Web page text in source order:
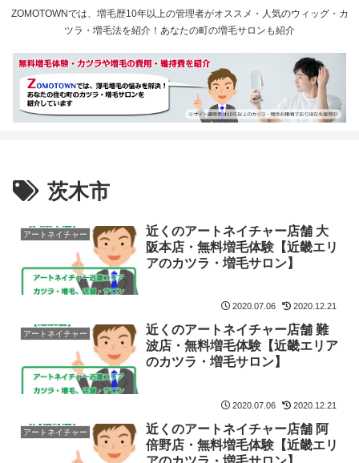
ZOMOTOWNでは、増毛歴10年以上の管理者がオススメ・人気のウィッグ・カ
ツラ・増毛法を紹介！あなたの町の増毛サロンも紹介
茨木市
アートネイチャー
近くのアートネイチャー店舗 大
阪本店・無料増毛体験【近畿エリ
アのカツラ・増毛サロン】
2020.07.06 2020.12.21
アートネイチャー
近くのアートネイチャー店舗 難
波店・無料増毛体験【近畿エリア
のカツラ・増毛サロン】
2020.07.06 2020.12.21
アートネイチャー
近くのアートネイチャー店舗 阿
倍野店・無料増毛体験【近畿エリ